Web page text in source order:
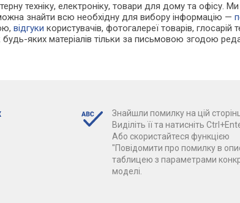
техніку, електроніку, товари для дому та
знайти всю необхідну для вибору інформацію —
відгуки користувачів, фотогалереї товарів, глосарій
яких матеріалів тільки за письмовою згодою
Знайшли помилку на цій
Виділіть її та натисніть
Або скористайтеся функцією
"Повідомити про помилку в
таблицею з параметрами
моделі.